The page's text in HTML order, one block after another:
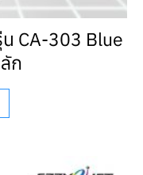
CA-303 Blue
ก